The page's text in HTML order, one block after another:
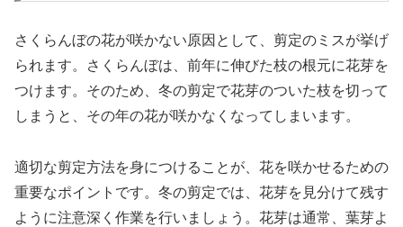
さくらんぼの花が咲かない原因として、剪定のミスが挙げ
られます。さくらんぼは、前年に伸びた枝の根元に花芽を
つけます。そのため、冬の剪定で花芽のついた枝を切って
しまうと、その年の花が咲かなくなってしまいます。
適切な剪定方法を身につけることが、花を咲かせるための
重要なポイントです。冬の剪定では、花芽を見分けて残す
ように注意深く作業を行いましょう。花芽は通常、葉芽よ